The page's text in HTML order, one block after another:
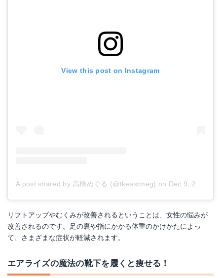
View this post on Instagram
A post shared by 高橋めぐる (@tkeastmeg) on Dec 9, 2017 at 2:20pm PST
リフトアップやむくみが改善されるということは、女性の悩みが
改善されるのです。足の裏や指にかかる体重のかけかたによっ
て、さまざまな症状が軽減されます。
エアライズの魔法の靴下を履くと痩せる！